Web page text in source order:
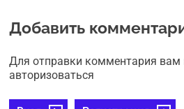
Добавить
Для отправки комментария вам
авторизоваться